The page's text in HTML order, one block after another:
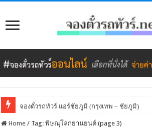
จองตั๋วรถทัวร์ แอร์ชัยภูมิ (กรุงเทพ – ชัยภูมิ)
Home / Tag:พิษณุโลกยานยนต์ (page 3)